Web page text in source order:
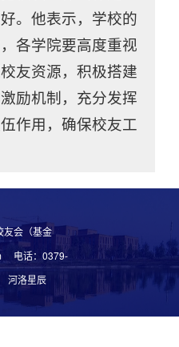
。他表示，学校的
各学院要高度重视
友资源，积极搭建
励机制，充分发挥
作用，确保校友工
会（基金
电话：0379-
河洛星辰